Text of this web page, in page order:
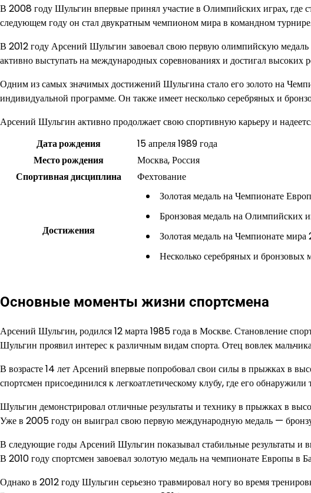
В 2008 году Шульгин впервые принял участие в Олимпийских играх, где
следующем году он стал двукратным чемпионом мира в командном турнире.
В 2012 году Арсений Шульгин завоевал свою первую олимпийскую
активно выступать на международных соревнованиях и достигал высоких
Одним из самых значимых достижений Шульгина стало его золото на
индивидуальной программе. Он также имеет несколько серебряных и
Арсений Шульгин активно продолжает свою спортивную карьеру и
Дата рождения
15 апреля 1989 года
Место рождения
Москва, Россия
Спортивная дисциплина
Фехтование
Достижения
Золотая медаль на Чемпионате
Бронзовая медаль на Олимпийских
Золотая медаль на Чемпионате мира
Несколько серебряных и
Основные моменты жизни спортсмена
Арсений Шульгин, родился 12 марта 1985 года в Москве. Становление
Шульгин проявил интерес к различным видам спорта. Отец вовлек
В возрасте 14 лет Арсений впервые попробовал свои силы в прыжках в
спортсмен присоединился к легкоатлетическому клубу, где его
Шульгин демонстрировал отличные результаты и технику в прыжках в
Уже в 2005 году он выиграл свою первую международную медаль —
В следующие годы Арсений Шульгин показывал стабильные результаты и
В 2010 году спортсмен завоевал золотую медаль на чемпионате Европы в
Однако в 2012 году Шульгин серьезно травмировал ногу во время